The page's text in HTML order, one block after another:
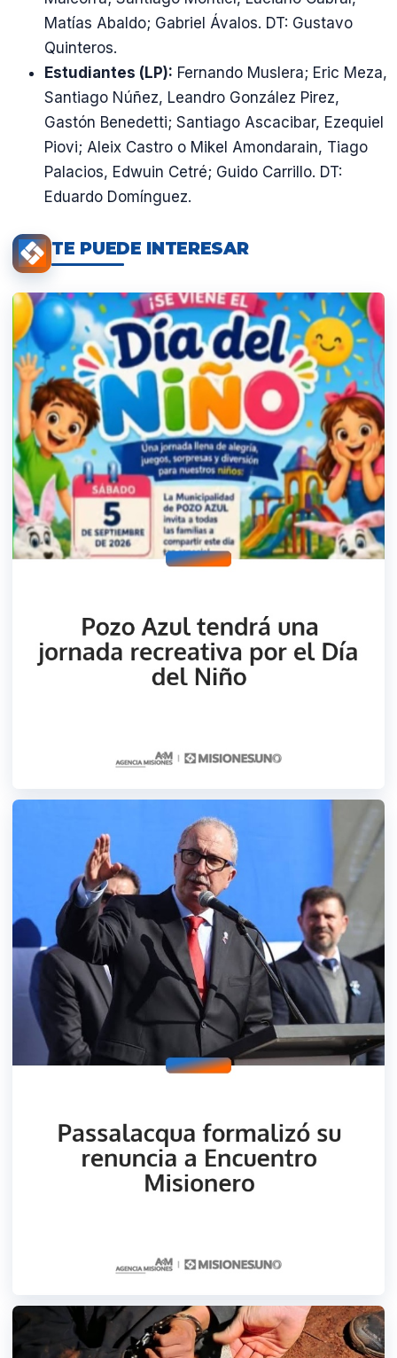
Matías Abaldo; Gabriel Ávalos. DT: Gustavo
Quinteros.
Estudiantes (LP): Fernando Muslera; Eric Meza,
Santiago Núñez, Leandro González Pirez,
Gastón Benedetti; Santiago Ascacibar, Ezequiel
Piovi; Aleix Castro o Mikel Amondarain, Tiago
Palacios, Edwuin Cetré; Guido Carrillo. DT:
Eduardo Domínguez.
TE PUEDE INTERESAR